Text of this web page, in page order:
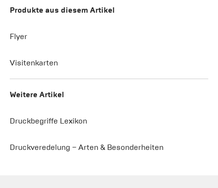
Produkte aus diesem Artikel
Flyer
Visitenkarten
Weitere Artikel
Druckbegriffe Lexikon
Druckveredelung – Arten & Besonderheiten